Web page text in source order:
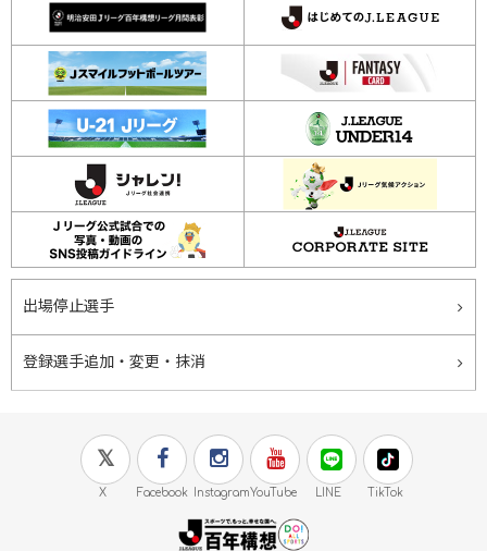
出場停止選手
登録選手追加・変更・抹消
X Facebook InstagramYouTube LINE TikTok